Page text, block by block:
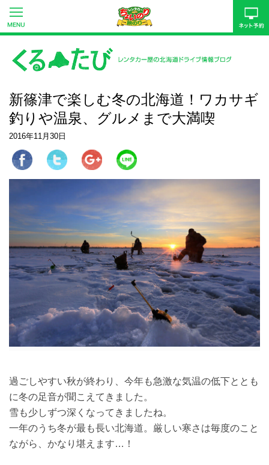
新篠津で楽しむ冬の北海道！ワカサギ
釣りや温泉、グルメまで大満喫
2016年11月30日
過ごしやすい秋が終わり、今年も急激な気温の低下ととも
に冬の足音が聞こえてきました。
雪も少しずつ深くなってきましたね。
一年のうち冬が最も長い北海道。厳しい寒さは毎度のこと
ながら、かなり堪えます…！